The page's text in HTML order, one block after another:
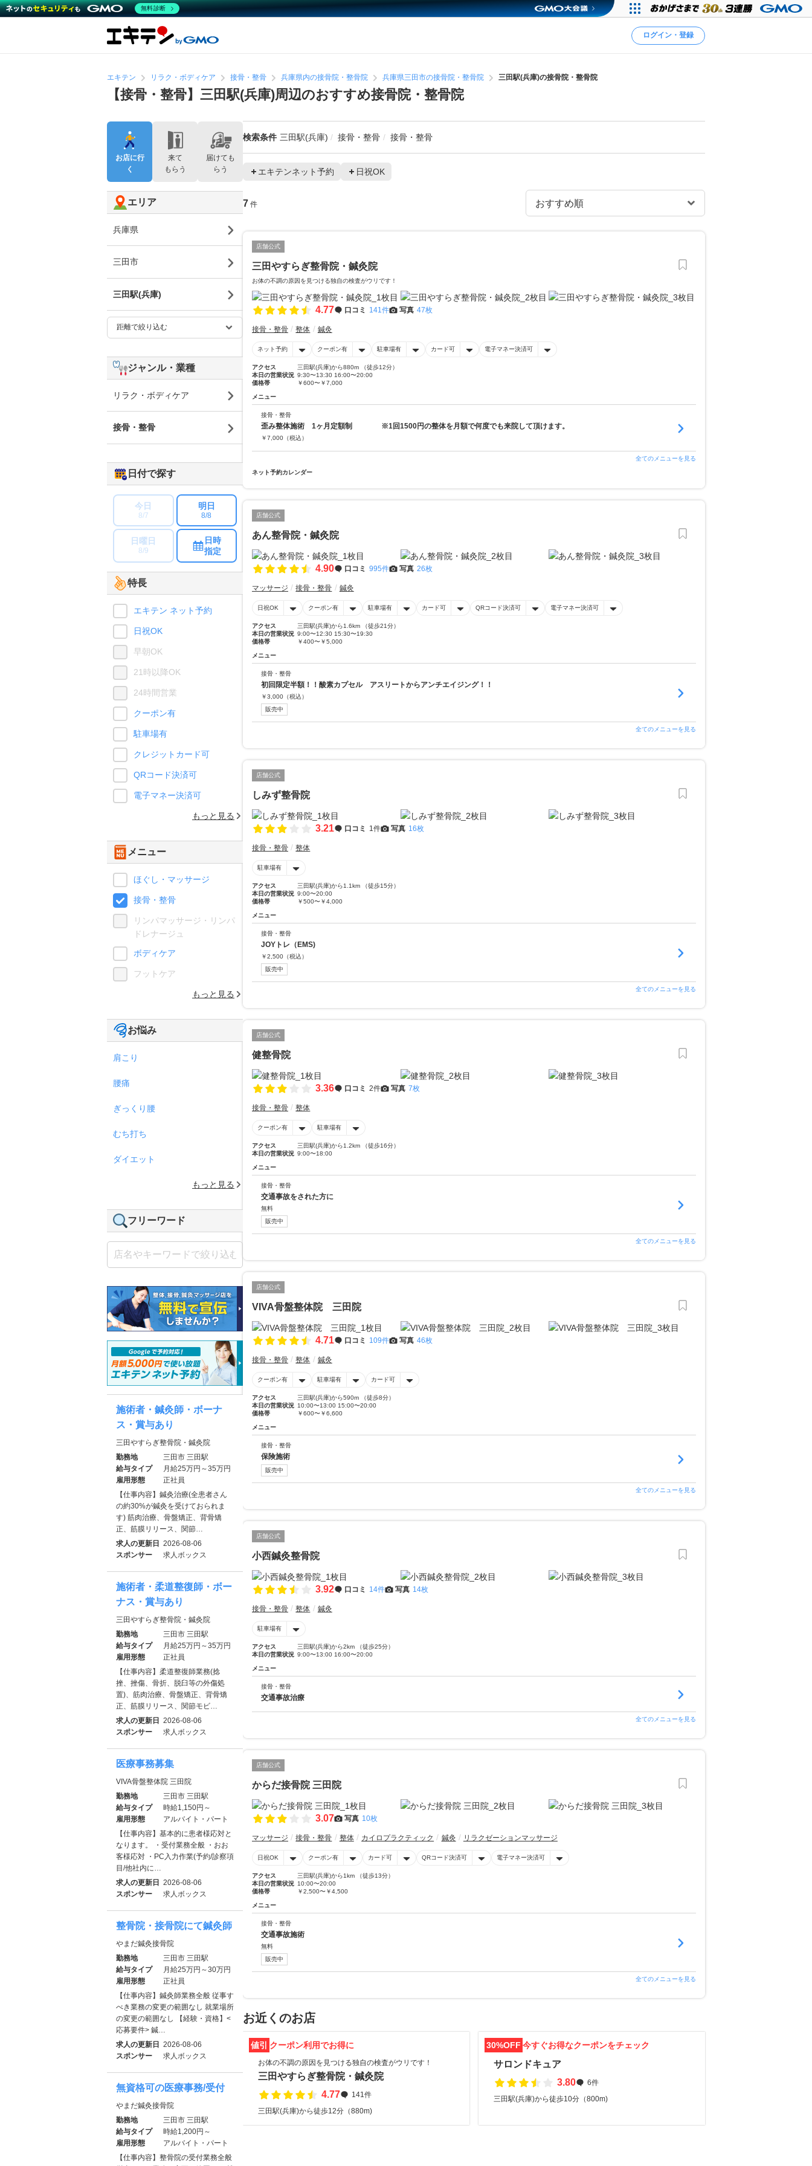
ログイン・登録
エキテン リラク・ボディケア 接骨・整骨 兵庫県内の接骨院・整骨院 兵庫県三田市の接骨院・整骨院 三田駅(兵庫)の接骨院・整骨院
【接骨・整骨】三田駅(兵庫)周辺のおすすめ接骨院・整骨院
検索条件 三田駅(兵庫) 接骨・整骨 接骨・整骨
エキテンネット予約 日祝OK
7 件
店舗公式
三田やすらぎ整骨院・鍼灸院
お体の不調の原因を見つける独自の検査がウリです！
4.77 口コミ 141件 写真 47枚
接骨・整骨 整体 鍼灸
ネット予約 クーポン有 駐車場有 カード可 電子マネー決済可
アクセス
三田駅(兵庫)から880m （徒歩12分）
本日の営業状況 9:30〜13:30 16:00〜20:00
価格帯
￥600〜￥7,000
メニュー
接骨・整骨
歪み整体施術 1ヶ月定額制 ※1回1500円の整体を月額で何度でも来院して頂けます。
￥7,000 （税込）
全てのメニューを見る
ネット予約カレンダー
店舗公式
あん整骨院・鍼灸院
4.90 口コミ 995件 写真 26枚
マッサージ 接骨・整骨 鍼灸
日祝OK クーポン有 駐車場有 カード可 QRコード決済可 電子マネー決済可
アクセス
三田駅(兵庫)から1.6km （徒歩21分）
本日の営業状況 9:00〜12:30 15:30〜19:30
価格帯
￥400〜￥5,000
メニュー
接骨・整骨
初回限定半額！！酸素カプセル アスリートからアンチエイジング！！
￥3,000 （税込）
販売中
全てのメニューを見る
店舗公式
しみず整骨院
3.21 口コミ 1件 写真 16枚
接骨・整骨 整体
駐車場有
アクセス
三田駅(兵庫)から1.1km （徒歩15分）
本日の営業状況 9:00〜20:00
価格帯
￥500〜￥4,000
メニュー
接骨・整骨
JOYトレ（EMS)
￥2,500 （税込）
販売中
全てのメニューを見る
店舗公式
健整骨院
3.36 口コミ 2件 写真 7枚
接骨・整骨 整体
クーポン有 駐車場有
アクセス
三田駅(兵庫)から1.2km （徒歩16分）
本日の営業状況 9:00〜18:00
メニュー
接骨・整骨
交通事故をされた方に
無料
販売中
全てのメニューを見る
店舗公式
VIVA骨盤整体院 三田院
4.71 口コミ 109件 写真 46枚
接骨・整骨 整体 鍼灸
クーポン有 駐車場有 カード可
アクセス
三田駅(兵庫)から590m （徒歩8分）
本日の営業状況 10:00〜13:00 15:00〜20:00
価格帯
￥600〜￥6,600
メニュー
接骨・整骨
保険施術
販売中
全てのメニューを見る
店舗公式
小西鍼灸整骨院
3.92 口コミ 14件 写真 14枚
接骨・整骨 整体 鍼灸
駐車場有
アクセス
三田駅(兵庫)から2km （徒歩25分）
本日の営業状況 9:00〜13:00 16:00〜20:00
メニュー
接骨・整骨
交通事故治療
全てのメニューを見る
店舗公式
からだ接骨院 三田院
3.07 写真 10枚
マッサージ 接骨・整骨 整体 カイロプラクティック 鍼灸 リラクゼーションマッサージ
日祝OK クーポン有 カード可 QRコード決済可 電子マネー決済可
アクセス
三田駅(兵庫)から1km （徒歩13分）
本日の営業状況 10:00〜20:00
価格帯
￥2,500〜￥4,500
メニュー
接骨・整骨
交通事故施術
無料
販売中
全てのメニューを見る
お近くのお店
値引 クーポン利用でお得に
お体の不調の原因を見つける独自の検査がウリです！
三田やすらぎ整骨院・鍼灸院
4.77
141件
三田駅(兵庫)から徒歩12分（880m)
30%OFF 今すぐお得なクーポンをチェック
サロンドキュア
3.80
6件
三田駅(兵庫)から徒歩10分（800m)
お店に行
く
来て
もらう
届けても
らう
エリア
兵庫県
三田市
三田駅(兵庫)
ジャンル・業種
リラク・ボディケア
接骨・整骨
日付で探す
今日
8/7
明日
8/8
日曜日
8/9
日時
指定
特長
エキテン ネット予約
日祝OK
早朝OK
21時以降OK
24時間営業
クーポン有
駐車場有
クレジットカード可
QRコード決済可
電子マネー決済可
もっと見る
メニュー
ほぐし・マッサージ
接骨・整骨
リンパマッサージ・リンパ
ドレナージュ
ボディケア
フットケア
もっと見る
お悩み
肩こり
腰痛
ぎっくり腰
むち打ち
ダイエット
もっと見る
フリーワード
施術者・鍼灸師・ボーナ
ス・賞与あり
三田やすらぎ整骨院・鍼灸院
勤務地
三田市 三田駅
給与タイプ
月給25万円～35万円
雇用形態
正社員
【仕事内容】鍼灸治療(全患者さん
の約30%が鍼灸を受けておられま
す) 筋肉治療、骨盤矯正、背骨矯
正、筋膜リリース、関節…
求人の更新日 2026-08-06
スポンサー
求人ボックス
施術者・柔道整復師・ボー
ナス・賞与あり
三田やすらぎ整骨院・鍼灸院
勤務地
三田市 三田駅
給与タイプ
月給25万円～35万円
雇用形態
正社員
【仕事内容】柔道整復師業務(捻
挫、挫傷、骨折、脱臼等の外傷処
置)、筋肉治療、骨盤矯正、背骨矯
正、筋膜リリース、関節モビ…
求人の更新日 2026-08-06
スポンサー
求人ボックス
医療事務募集
VIVA骨盤整体院 三田院
勤務地
三田市 三田駅
給与タイプ
時給1,150円～
雇用形態
アルバイト・パート
【仕事内容】基本的に患者様応対と
なります。 ・受付業務全般 ・おお
客様応対 ・PC入力作業(予約/診察項
目/他社内に…
求人の更新日 2026-08-06
スポンサー
求人ボックス
整骨院・接骨院にて鍼灸師
やまだ鍼灸接骨院
勤務地
三田市 三田駅
給与タイプ
月給25万円～30万円
雇用形態
正社員
【仕事内容】鍼灸師業務全般 従事す
べき業務の変更の範囲なし 就業場所
の変更の範囲なし 【経験・資格】<
応募要件> 鍼…
求人の更新日 2026-08-06
スポンサー
求人ボックス
無資格可の医療事務/受付
やまだ鍼灸接骨院
勤務地
三田市 三田駅
給与タイプ
時給1,200円～
雇用形態
アルバイト・パート
【仕事内容】整骨院の受付業務全般
無料診断